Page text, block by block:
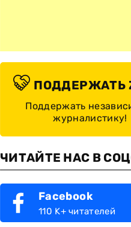
ПОДДЕРЖАТЬ
Поддержать
журналистику!
ЧИТАЙТЕ НАС В
Facebook
110 K+ читателей